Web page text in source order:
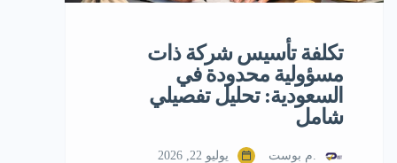
تكلفة تأسيس شركة ذات
مسؤولية محدودة في
السعودية: تحليل تفصيلي
شامل
.م بوست يوليو 22, 2026